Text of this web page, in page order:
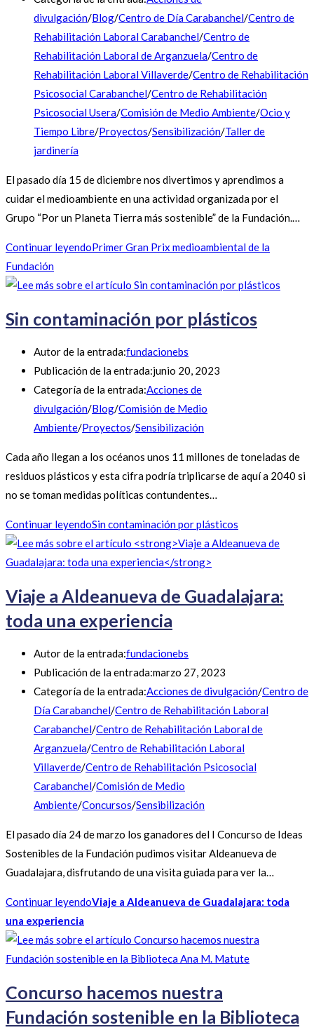
divulgación/Blog/Centro de Día Carabanchel/Centro de
Rehabilitación Laboral Carabanchel/Centro de
Rehabilitación Laboral de Arganzuela/Centro de
Rehabilitación Laboral Villaverde/Centro de Rehabilitación
Psicosocial Carabanchel/Centro de Rehabilitación
Psicosocial Usera/Comisión de Medio Ambiente/Ocio y
Tiempo Libre/Proyectos/Sensibilización/Taller de
jardinería
El pasado día 15 de diciembre nos divertimos y aprendimos a
cuidar el medioambiente en una actividad organizada por el
Grupo “Por un Planeta Tierra más sostenible” de la Fundación.…
Continuar leyendoPrimer Gran Prix medioambiental de la
Fundación
Sin contaminación por plásticos
Autor de la entrada:fundacionebs
Publicación de la entrada:junio 20, 2023
Categoría de la entrada:Acciones de
divulgación/Blog/Comisión de Medio
Ambiente/Proyectos/Sensibilización
Cada año llegan a los océanos unos 11 millones de toneladas de
residuos plásticos y esta cifra podría triplicarse de aquí a 2040 si
no se toman medidas políticas contundentes…
Continuar leyendoSin contaminación por plásticos
Viaje a Aldeanueva de Guadalajara:
toda una experiencia
Autor de la entrada:fundacionebs
Publicación de la entrada:marzo 27, 2023
Categoría de la entrada:Acciones de divulgación/Centro de
Día Carabanchel/Centro de Rehabilitación Laboral
Carabanchel/Centro de Rehabilitación Laboral de
Arganzuela/Centro de Rehabilitación Laboral
Villaverde/Centro de Rehabilitación Psicosocial
Carabanchel/Comisión de Medio
Ambiente/Concursos/Sensibilización
El pasado día 24 de marzo los ganadores del I Concurso de Ideas
Sostenibles de la Fundación pudimos visitar Aldeanueva de
Guadalajara, disfrutando de una visita guiada para ver la…
Continuar leyendoViaje a Aldeanueva de Guadalajara: toda
una experiencia
Concurso hacemos nuestra
Fundación sostenible en la Biblioteca